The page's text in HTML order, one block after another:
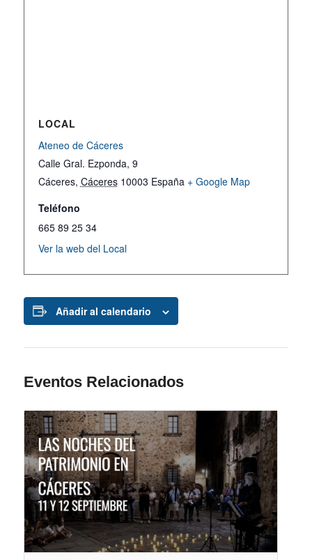
LOCAL
Ateneo de Cáceres
Calle Gral. Ezponda, 9
Cáceres, Cáceres 10003 España + Google Map
Teléfono
665 89 25 34
Ver la web del Local
Añadir al calendario
Eventos Relacionados